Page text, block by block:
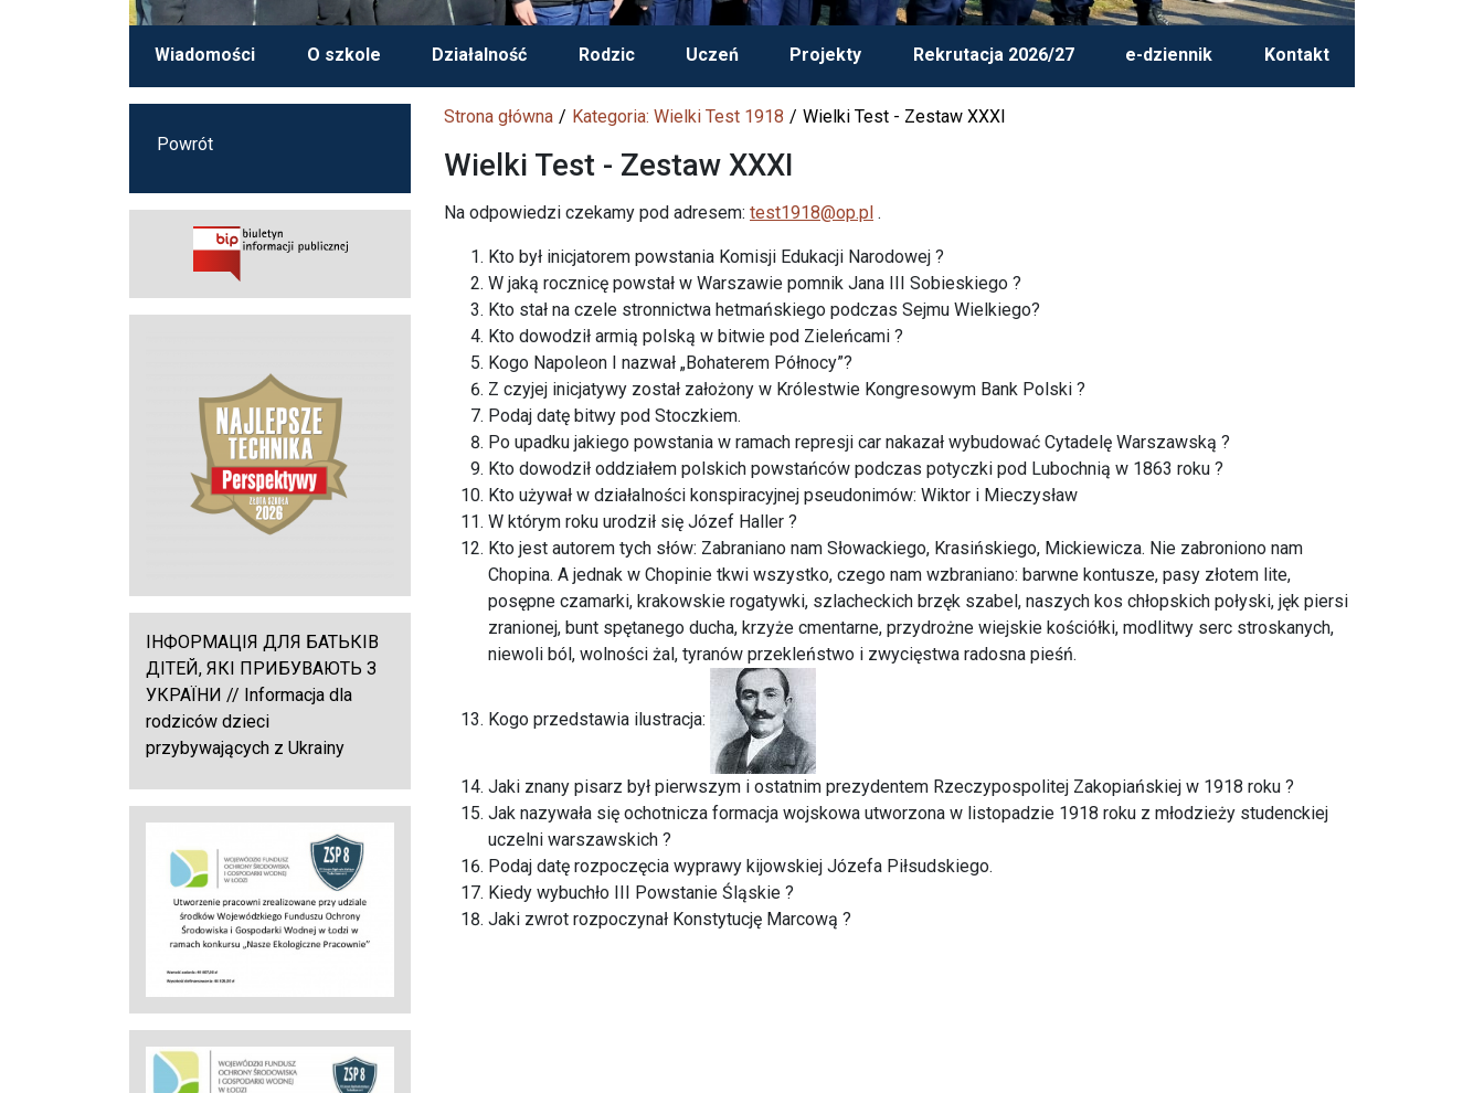
Wiadomości O szkole Działalność Rodzic Uczeń Projekty Rekrutacja 2026/27 e-dziennik Kontakt
Strona główna Kategoria: Wielki Test 1918 Wielki Test - Zestaw XXXI
Wielki Test - Zestaw XXXI
Na odpowiedzi czekamy pod adresem: test1918@op.pl .
Kto był inicjatorem powstania Komisji Edukacji Narodowej ?
W jaką rocznicę powstał w Warszawie pomnik Jana III Sobieskiego ?
Kto stał na czele stronnictwa hetmańskiego podczas Sejmu Wielkiego?
Kto dowodził armią polską w bitwie pod Zieleńcami ?
Kogo Napoleon I nazwał „Bohaterem Północy”?
Z czyjej inicjatywy został założony w Królestwie Kongresowym Bank Polski ?
Podaj datę bitwy pod Stoczkiem.
Po upadku jakiego powstania w ramach represji car nakazał wybudować Cytadelę Warszawską ?
Kto dowodził oddziałem polskich powstańców podczas potyczki pod Lubochnią w 1863 roku ?
Kto używał w działalności konspiracyjnej pseudonimów: Wiktor i Mieczysław
W którym roku urodził się Józef Haller ?
Kto jest autorem tych słów: Zabraniano nam Słowackiego, Krasińskiego, Mickiewicza. Nie zabroniono nam
Chopina. A jednak w Chopinie tkwi wszystko, czego nam wzbraniano: barwne kontusze, pasy złotem lite,
posępne czamarki, krakowskie rogatywki, szlacheckich brzęk szabel, naszych kos chłopskich połyski, jęk piersi
zranionej, bunt spętanego ducha, krzyże cmentarne, przydrożne wiejskie kościółki, modlitwy serc stroskanych,
niewoli ból, wolności żal, tyranów przekleństwo i zwycięstwa radosna pieśń.
Kogo przedstawia ilustracja:
Jaki znany pisarz był pierwszym i ostatnim prezydentem Rzeczypospolitej Zakopiańskiej w 1918 roku ?
Jak nazywała się ochotnicza formacja wojskowa utworzona w listopadzie 1918 roku z młodzieży studenckiej
uczelni warszawskich ?
Podaj datę rozpoczęcia wyprawy kijowskiej Józefa Piłsudskiego.
Kiedy wybuchło III Powstanie Śląskie ?
Jaki zwrot rozpoczynał Konstytucję Marcową ?
Powrót
ІНФОРМАЦІЯ ДЛЯ БАТЬКІВ
ДІТЕЙ, ЯКІ ПРИБУВАЮТЬ З
УКРАЇНИ // Informacja dla
rodziców dzieci
przybywających z Ukrainy